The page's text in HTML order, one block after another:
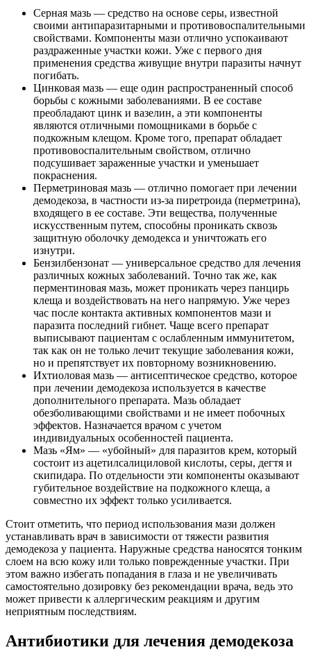
Серная мазь — средство на основе серы, известной
своими антипаразитарными и противовоспалительными
свойствами. Компоненты мази отлично успокаивают
раздраженные участки кожи. Уже с первого дня
применения средства живущие внутри паразиты начнут
погибать.
Цинковая мазь — еще один распространенный способ
борьбы с кожными заболеваниями. В ее составе
преобладают цинк и вазелин, а эти компоненты
являются отличными помощниками в борьбе с
подкожным клещом. Кроме того, препарат обладает
противовоспалительным свойством, отлично
подсушивает зараженные участки и уменьшает
покраснения.
Перметриновая мазь — отлично помогает при лечении
демодекоза, в частности из-за пиретроида (перметрина),
входящего в ее составе. Эти вещества, полученные
искусственным путем, способны проникать сквозь
защитную оболочку демодекса и уничтожать его
изнутри.
Бензилбензонат — универсальное средство для лечения
различных кожных заболеваний. Точно так же, как
перментиновая мазь, может проникать через панцирь
клеща и воздействовать на него напрямую. Уже через
час после контакта активных компонентов мази и
паразита последний гибнет. Чаще всего препарат
выписывают пациентам с ослабленным иммунитетом,
так как он не только лечит текущие заболевания кожи,
но и препятствует их повторному возникновению.
Ихтиоловая мазь — антисептическое средство, которое
при лечении демодекоза используется в качестве
дополнительного препарата. Мазь обладает
обезболивающими свойствами и не имеет побочных
эффектов. Назначается врачом с учетом
индивидуальных особенностей пациента.
Мазь «Ям» — «убойный» для паразитов крем, который
состоит из ацетилсалициловой кислоты, серы, дегтя и
скипидара. По отдельности эти компоненты оказывают
губительное воздействие на подкожного клеща, а
совместно их эффект только усиливается.
Стоит отметить, что период использования мази должен
устанавливать врач в зависимости от тяжести развития
демодекоза у пациента. Наружные средства наносятся тонким
слоем на всю кожу или только поврежденные участки. При
этом важно избегать попадания в глаза и не увеличивать
самостоятельно дозировку без рекомендации врача, ведь это
может привести к аллергическим реакциям и другим
неприятным последствиям.
Антибиотики для лечения демодекоза